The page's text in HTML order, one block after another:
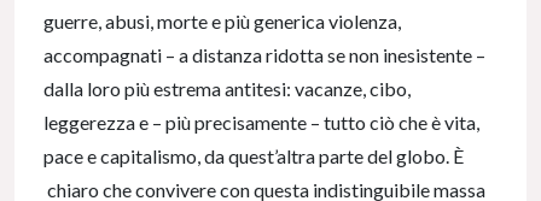
guerre, abusi, morte e più generica violenza,
accompagnati – a distanza ridotta se non inesistente –
dalla loro più estrema antitesi: vacanze, cibo,
leggerezza e – più precisamente – tutto ciò che è vita,
pace e capitalismo, da quest’altra parte del globo. È
chiaro che convivere con questa indistinguibile massa